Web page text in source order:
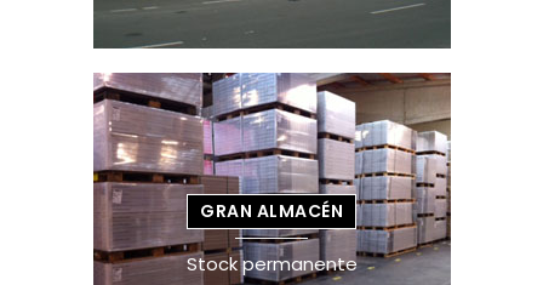
GRAN ALMACÉN
Stock permanente